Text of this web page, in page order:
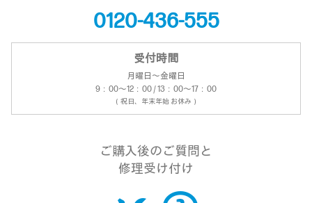
0120-436-555
受付時間
月曜日～金曜日
9：00～12：00 / 13：00～17：00
（祝日、年末年始 お休み）
ご購入後のご質問と
修理受け付け